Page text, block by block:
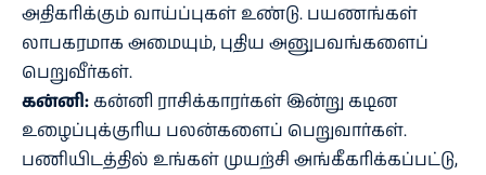
அதிகரிக்கும் வாய்ப்புகள் உண்டு. பயணங்கள்
லாபகரமாக அமையும், புதிய அனுபவங்களைப்
பெறுவீர்கள்.
கன்னி: கன்னி ராசிக்காரர்கள் இன்று கடின
உழைப்புக்குரிய பலன்களைப் பெறுவார்கள்.
பணியிடத்தில் உங்கள் முயற்சி அங்கீகரிக்கப்பட்டு,